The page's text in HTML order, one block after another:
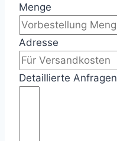
Menge
Adresse
Detaillierte Anfragen